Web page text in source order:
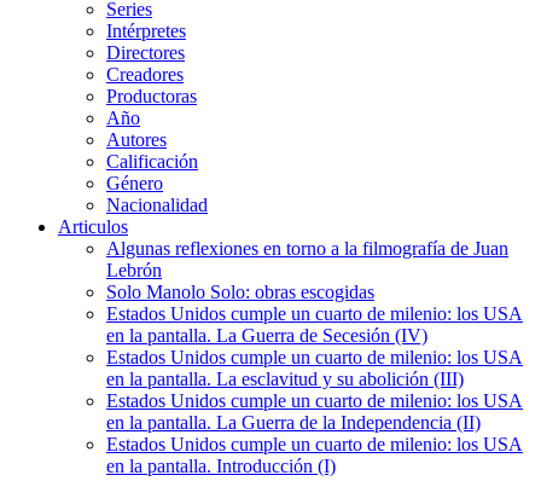
Series
Intérpretes
Directores
Creadores
Productoras
Año
Autores
Calificación
Género
Nacionalidad
Articulos
Algunas reflexiones en torno a la filmografía de Juan
Lebrón
Solo Manolo Solo: obras escogidas
Estados Unidos cumple un cuarto de milenio: los USA
en la pantalla. La Guerra de Secesión (IV)
Estados Unidos cumple un cuarto de milenio: los USA
en la pantalla. La esclavitud y su abolición (III)
Estados Unidos cumple un cuarto de milenio: los USA
en la pantalla. La Guerra de la Independencia (II)
Estados Unidos cumple un cuarto de milenio: los USA
en la pantalla. Introducción (I)